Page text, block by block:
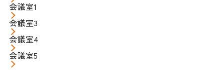
会議室1
会議室3
会議室4
会議室5